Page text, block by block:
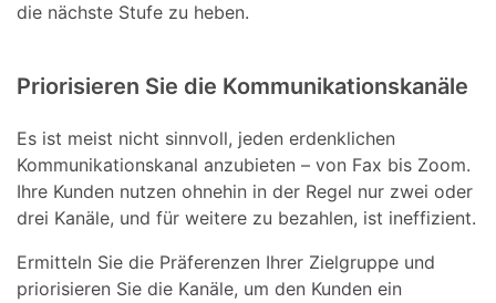
die nächste Stufe zu heben.
Priorisieren Sie die Kommunikationskanäle
Es ist meist nicht sinnvoll, jeden erdenklichen
Kommunikationskanal anzubieten – von Fax bis Zoom.
Ihre Kunden nutzen ohnehin in der Regel nur zwei oder
drei Kanäle, und für weitere zu bezahlen, ist ineffizient.
Ermitteln Sie die Präferenzen Ihrer Zielgruppe und
priorisieren Sie die Kanäle, um den Kunden ein